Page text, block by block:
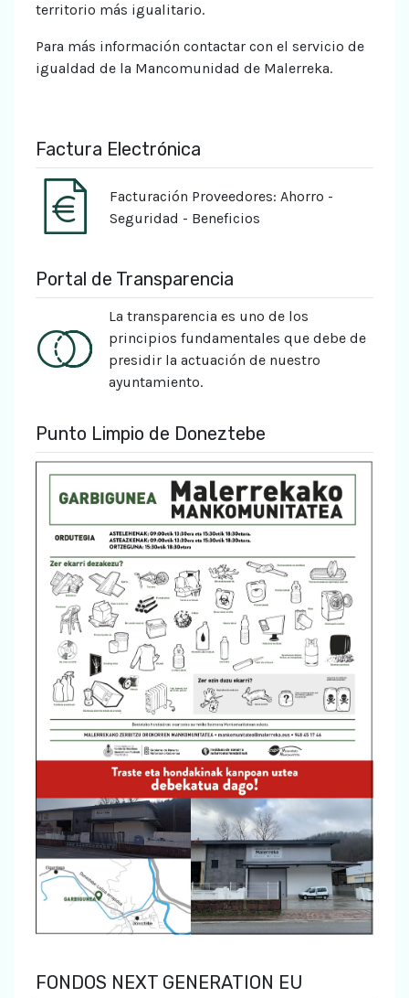
territorio más igualitario.
Para más información contactar con el servicio de
igualdad de la Mancomunidad de Malerreka.
Factura Electrónica
Facturación Proveedores: Ahorro -
Seguridad - Beneficios
Portal de Transparencia
La transparencia es uno de los
principios fundamentales que debe de
presidir la actuación de nuestro
ayuntamiento.
Punto Limpio de Doneztebe
FONDOS NEXT GENERATION EU